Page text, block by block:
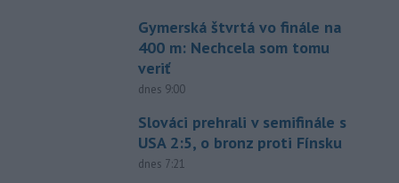
Gymerská štvrtá vo finále na
400 m: Nechcela som tomu
veriť
dnes 9:00
Slováci prehrali v semifinále s
USA 2:5, o bronz proti Fínsku
dnes 7:21